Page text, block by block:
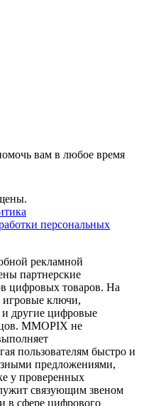
вам в любое время
персональных
рекламной
партнерские
цифровых товаров. На
ключи,
и другие цифровые
MMOPIX не
пользователям быстро и
предложениями,
у проверенных
связующим звеном
в сфере цифрового